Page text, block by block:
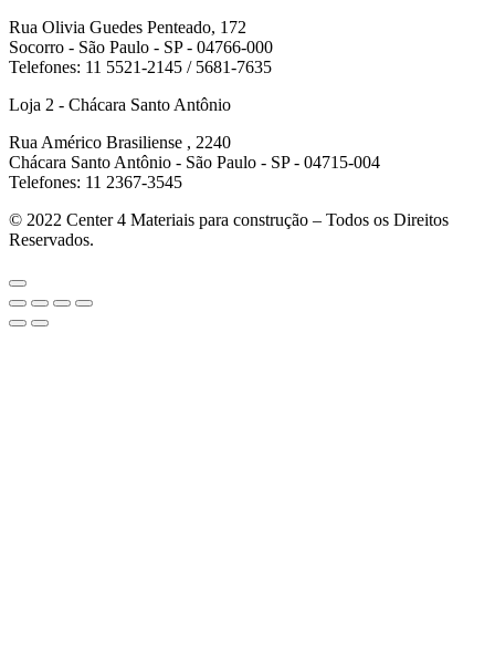
Rua Olivia Guedes Penteado, 172
Socorro - São Paulo - SP - 04766-000
Telefones: 11 5521-2145 / 5681-7635
Loja 2 - Chácara Santo Antônio
Rua Américo Brasiliense , 2240
Chácara Santo Antônio - São Paulo - SP - 04715-004
Telefones: 11 2367-3545
© 2022 Center 4 Materiais para construção – Todos os Direitos
Reservados.